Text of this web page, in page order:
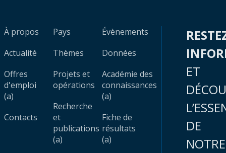
À propos
Actualité
Offres
d'emploi
(a)
Contacts
Pays
Thèmes
Projets et
opérations
Recherche
et
publications
(a)
Évènements
Données
Académie des
connaissances
(a)
Fiche de
résultats
(a)
ET
DE
NOTRE